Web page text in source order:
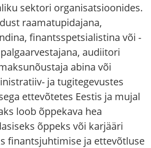
sektori organisatsioonides.
raamatupidajana,
finantsspetsialistina või -
audiitori
abina või
ja tugitegevustes
ettevõtetes Eestis ja mujal
loob õppekava hea
õppeks või karjääri
finantsjuhtimise ja ettevõtluse